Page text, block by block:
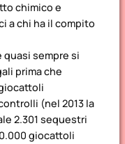
chimico e
a chi ha il compito
quasi sempre si
prima che
(nel 2013 la
2.301 sequestri
giocattoli